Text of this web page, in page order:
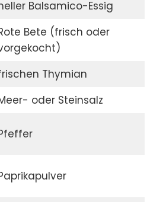
Balsamico-Essig
Bete (frisch oder
Thymian
oder Steinsalz